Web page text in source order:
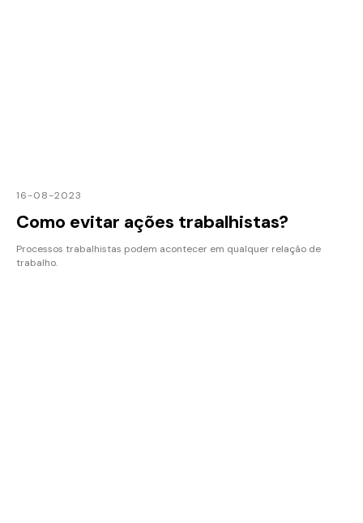
16-08-2023
Como evitar ações trabalhistas?
Processos trabalhistas podem acontecer em qualquer relação de
trabalho.